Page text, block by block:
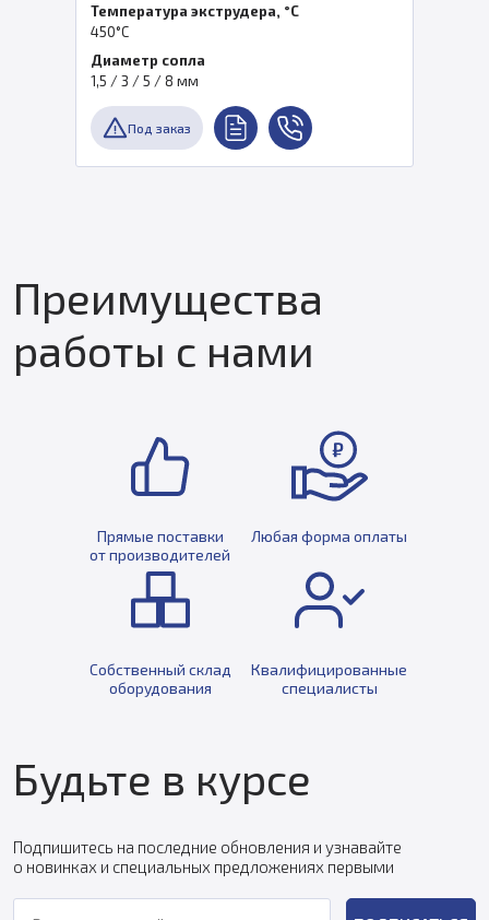
Температура экструдера, °C
450°C
Диаметр сопла
1,5 / 3 / 5 / 8 мм
Под заказ
Преимущества
работы с нами
Прямые поставки
от производителей
Любая форма оплаты
Собственный склад
оборудования
Квалифицированные
специалисты
Будьте в курсе
Подпишитесь на последние обновления и узнавайте
о новинках и специальных предложениях первыми